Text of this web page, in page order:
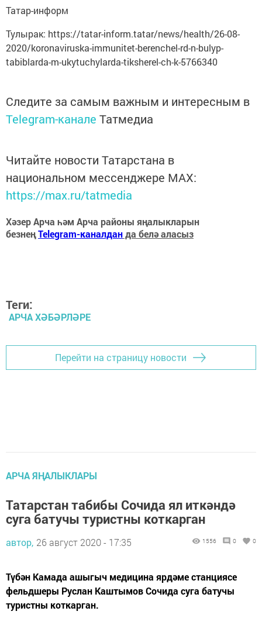
Татар-информ
Тулырак: https://tatar-inform.tatar/news/health/26-08-
2020/koronaviruska-immunitet-berenchel-rd-n-bulyp-
tabiblarda-m-ukytuchylarda-tiksherel-ch-k-5766340
Следите за самым важным и интересным в
Telegram-канале Татмедиа
Читайте новости Татарстана в
национальном мессенджере MАХ:
https://max.ru/tatmedia
Хәзер Арча һәм Арча районы яңалыкларын
безнеңTelegram-каналданда белә аласыз
Теги:
АРЧА ХӘБӘРЛӘРЕ
Перейти на страницу новости
АРЧА ЯҢАЛЫКЛАРЫ
Татарстан табибы Сочида ял иткәндә
суга батучы туристны коткарган
автор, 26 август 2020 - 17:35 1556 0 0
Түбән Камада ашыгыч медицина ярдәме станциясе
фельдшеры Руслан Каштымов Сочида суга батучы
туристны коткарган.